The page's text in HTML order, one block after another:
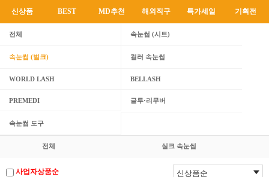
신상품 BEST MD추천 해외직구 특가세일 기획전
전체 속눈썹 (시트)
속눈썹 (벌크) 컬러 속눈썹
WORLD LASH BELLASH
PREMEDI 글루·리무버
속눈썹 도구
전체 실크 속눈썹
사업자상품순